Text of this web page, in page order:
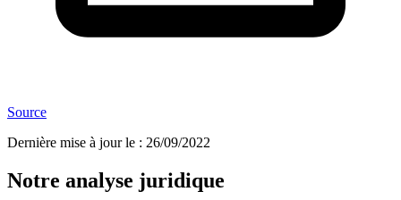
Source
Dernière mise à jour le : 26/09/2022
Notre analyse juridique